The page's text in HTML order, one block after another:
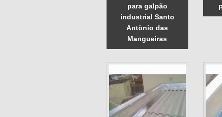
para galpão
industrial Santo
Antônio das
Mangueiras